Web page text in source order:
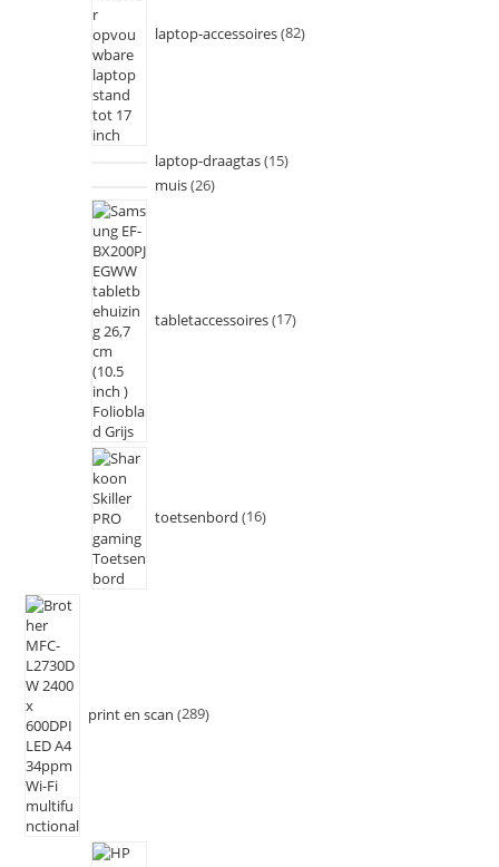
laptop-accessoires 82
laptop-draagtas 15
muis 26
tabletaccessoires 17
toetsenbord 16
print en scan 289